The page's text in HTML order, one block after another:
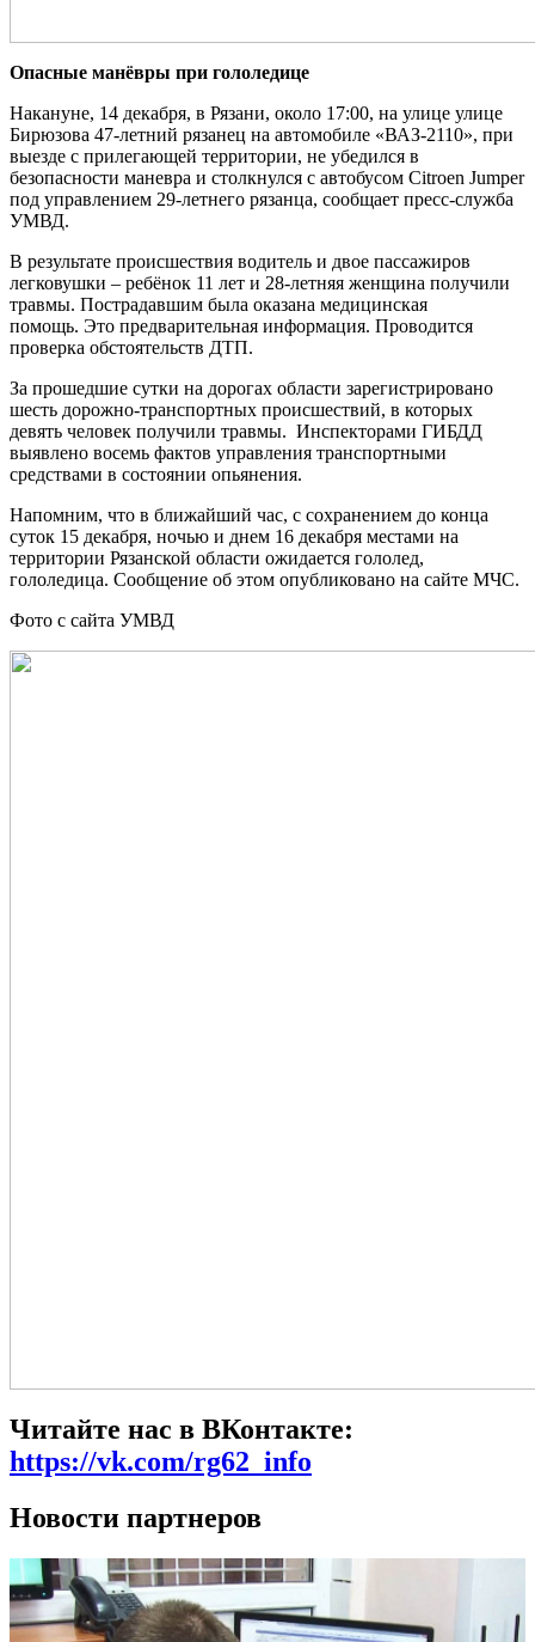
Опасные манёвры при гололедице
Накануне, 14 декабря, в Рязани, около 17:00, на улице улице
Бирюзова 47-летний рязанец на автомобиле «ВАЗ-2110», при
выезде с прилегающей территории, не убедился в
безопасности маневра и столкнулся с автобусом Citroen Jumper
под управлением 29-летнего рязанца, сообщает пресс-служба
УМВД.
В результате происшествия водитель и двое пассажиров
легковушки – ребёнок 11 лет и 28-летняя женщина получили
травмы. Пострадавшим была оказана медицинская
помощь. Это предварительная информация. Проводится
проверка обстоятельств ДТП.
За прошедшие сутки на дорогах области зарегистрировано
шесть дорожно-транспортных происшествий, в которых
девять человек получили травмы. Инспекторами ГИБДД
выявлено восемь фактов управления транспортными
средствами в состоянии опьянения.
Напомним, что в ближайший час, с сохранением до конца
суток 15 декабря, ночью и днем 16 декабря местами на
территории Рязанской области ожидается гололед,
гололедица. Сообщение об этом опубликовано на сайте МЧС.
Фото с сайта УМВД
Читайте нас в ВКонтакте:
https://vk.com/rg62_info
Новости партнеров